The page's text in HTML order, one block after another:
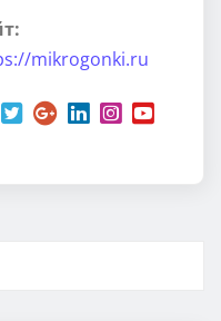
mikrogonki.ru